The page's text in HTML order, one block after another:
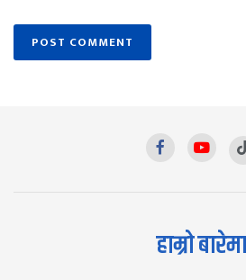
हाम्रो बारेमा